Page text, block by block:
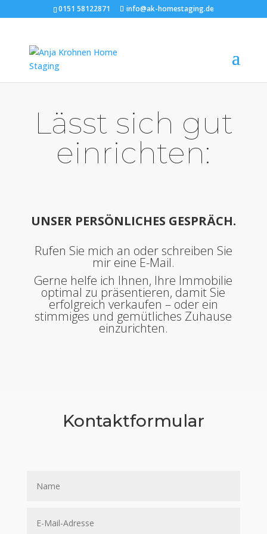
0151 58122871 info@ak-homestaging.de
Lässt sich gut
einrichten:
UNSER PERSÖNLICHES GESPRÄCH.
Rufen Sie mich an oder schreiben Sie
mir eine E-Mail.
Gerne helfe ich Ihnen, Ihre Immobilie
optimal zu präsentieren, damit Sie
erfolgreich verkaufen – oder ein
stimmiges und gemütliches Zuhause
einzurichten.
Kontaktformular